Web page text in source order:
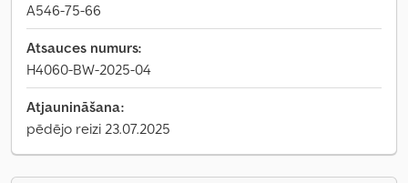
A546-75-66
Atsauces numurs:
H4060-BW-2025-04
Atjaunināšana:
pēdējo reizi 23.07.2025